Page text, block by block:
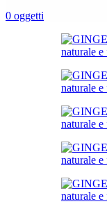
0 oggetti